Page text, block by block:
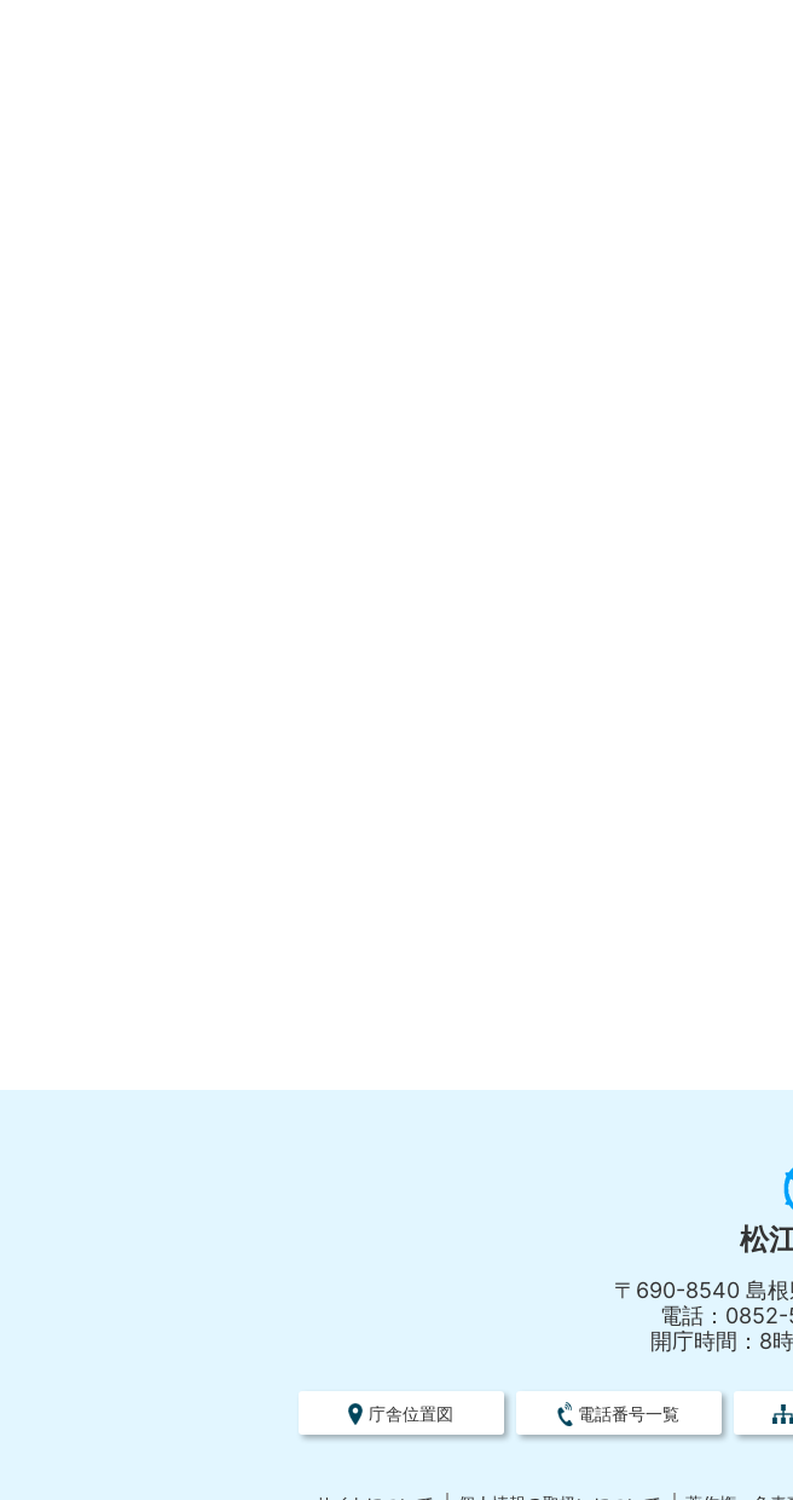
松
〒690-8540 島根
電話：0852-
開庁時間：8
庁舎位置図 電話番号一覧